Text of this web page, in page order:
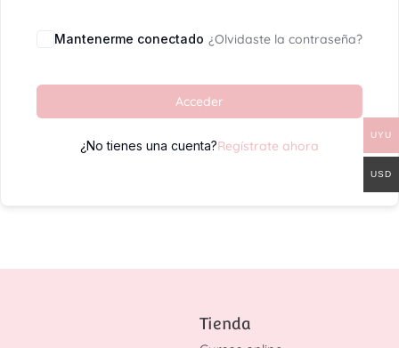
Mantenerme conectado ¿Olvidaste la contraseña?
Acceder
¿No tienes una cuenta?Regístrate ahora
Tienda
UYU
USD